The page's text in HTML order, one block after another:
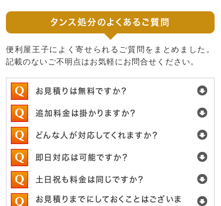
タンス処分のよくあるご質問
便利屋王子によく寄せられるご質問をまとめました。
記載のないご不明点はお気軽にお問合せください。
お見積りは無料ですか？
追加料金は掛かりますか？
どんな人が対応してくれますか？
即日対応は可能ですか？
土日祝も料金は同じですか？
お見積りまでにしておくことはございま